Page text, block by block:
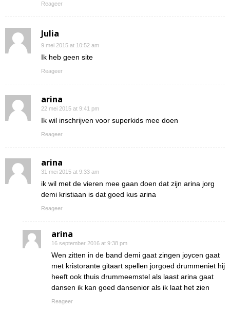
Reageer
Julia
9 mei 2015 at 10:52 am
Ik heb geen site
Reageer
arina
22 mei 2015 at 9:41 pm
Ik wil inschrijven voor superkids mee doen
Reageer
arina
31 mei 2015 at 9:33 am
ik wil met de vieren mee gaan doen dat zijn arina jorg
demi kristiaan is dat goed kus arina
Reageer
arina
16 september 2016 at 9:38 pm
Wen zitten in de band demi gaat zingen joycen gaat
met kristorante gitaart spellen jorgoed drummeniet hij
heeft ook thuis drummeemstel als laast arina gaat
dansen ik kan goed dansenior als ik laat het zien
Reageer